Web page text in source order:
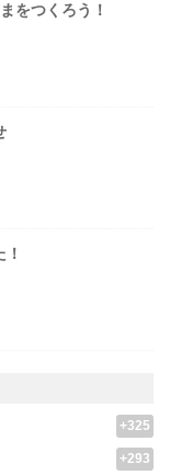
をつくろう！
+325
+293